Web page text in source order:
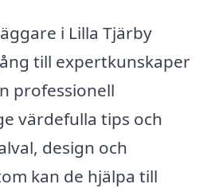
i Lilla Tjärby
till expertkunskaper
professionell
värdefulla tips och
design och
kan de hjälpa till